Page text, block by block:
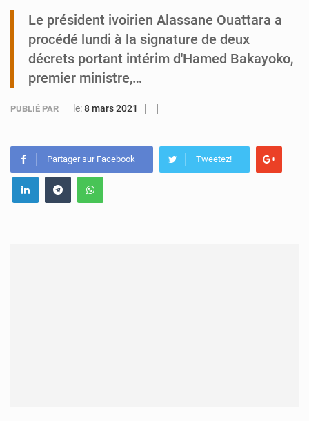
Tibiri : le dialogue, nouveau terrain de jeu pour la paix
Le président ivoirien Alassane Ouattara a
procédé lundi à la signature de deux
décrets portant intérim d'Hamed Bakayoko,
premier ministre,…
PUBLIÉ PAR le:8 mars 2021
Partager sur Facebook Tweetez!